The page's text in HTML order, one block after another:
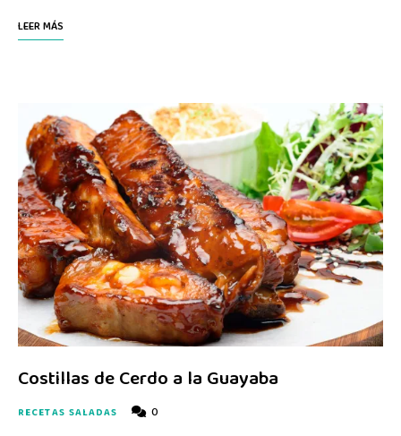
LEER MÁS
Costillas de Cerdo a la Guayaba
RECETAS SALADAS 0